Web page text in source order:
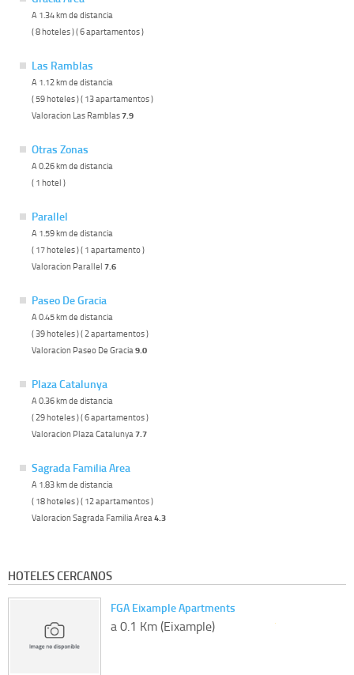
A 1.34 km de distancia
( 8 hoteles ) ( 6 apartamentos )
Las Ramblas
A 1.12 km de distancia
( 59 hoteles ) ( 13 apartamentos )
Valoracion Las Ramblas7.9
Otras Zonas
A 0.26 km de distancia
( 1 hotel )
Parallel
A 1.59 km de distancia
( 17 hoteles ) ( 1 apartamento )
Valoracion Parallel 7.6
Paseo De Gracia
A 0.45 km de distancia
( 39 hoteles ) ( 2 apartamentos )
Valoracion Paseo De Gracia 9.0
Plaza Catalunya
A 0.36 km de distancia
( 29 hoteles ) ( 6 apartamentos )
Valoracion Plaza Catalunya 7.7
Sagrada Familia Area
A 1.83 km de distancia
( 18 hoteles ) ( 12 apartamentos )
Valoracion Sagrada Familia Area 4.3
HOTELES CERCANOS
FGA Eixample Apartments
a 0.1 Km (Eixample)